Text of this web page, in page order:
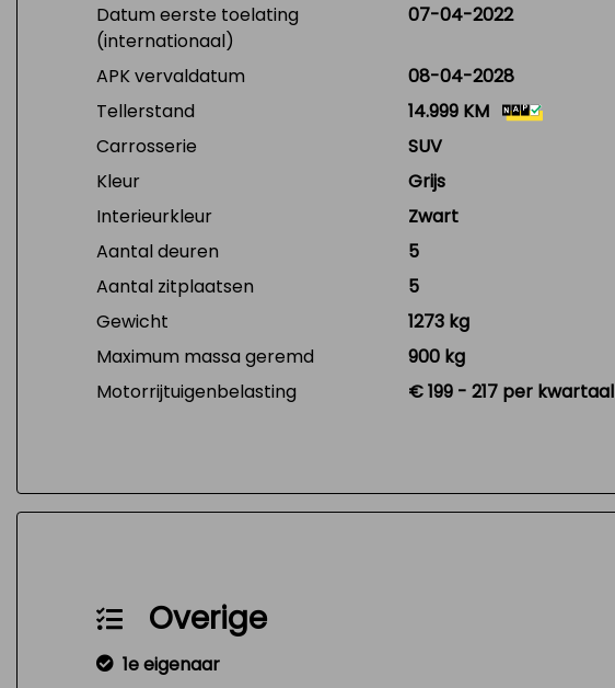
Datum eerste toelating
(internationaal)
07-04-2022
APK vervaldatum
08-04-2028
Tellerstand
14.999 KM
Carrosserie
SUV
Kleur
Grijs
Interieurkleur
Zwart
Aantal deuren
5
Aantal zitplaatsen
5
Gewicht
1273 kg
Maximum massa geremd
900 kg
Motorrijtuigenbelasting
€ 199 - 217 per kwartaal
Overige
1e eigenaar